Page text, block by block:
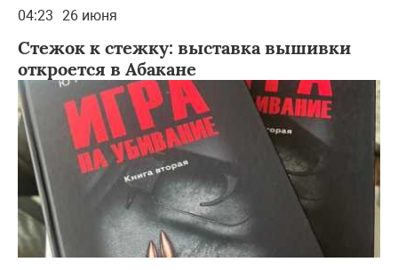
04:23 26 июня
Стежок к стежку: выставка вышивки
откроется в Абакане